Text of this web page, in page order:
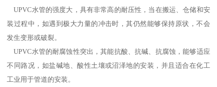
UPVC水管的强度大，具有非常高的耐压性，当在搬运、仓储和安
装过程中，如遇到极大力量的冲击时，其仍然能够保持原状，不会
发生变形或破裂。
UPVC水管的耐腐蚀性突出，其能抗酸、抗碱、抗腐蚀，能够适应
不同路况，如盐碱地、酸性土壤或沼泽地的安装，并且适合在化工
工业用于管道的安装。